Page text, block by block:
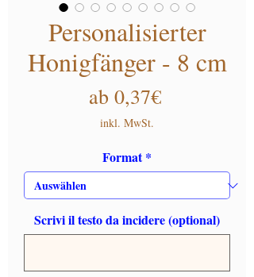
Personalisierter
Honigfänger - 8 cm
ab 0,37€Sale-Preis
inkl. MwSt.
Format *
Scrivi il testo da incidere (optional)